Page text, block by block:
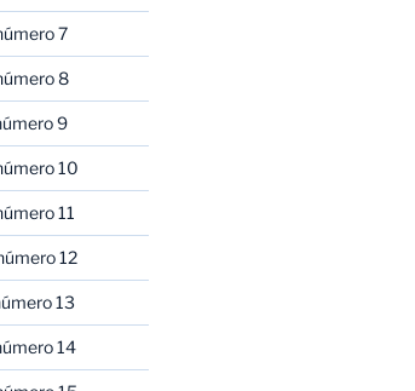
7
8
9
10
11
12
13
14